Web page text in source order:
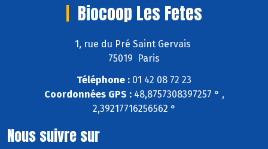
Biocoop Les Fetes
1, rue du Pré Saint Gervais
75019 Paris
Téléphone : 01 42 08 72 23
Coordonnées GPS :48,8757308397257 ° ,
2,39217716256562 °
Nous suivre sur